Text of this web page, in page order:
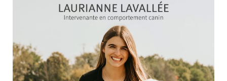
Culture générale
Vie pratique
Finances